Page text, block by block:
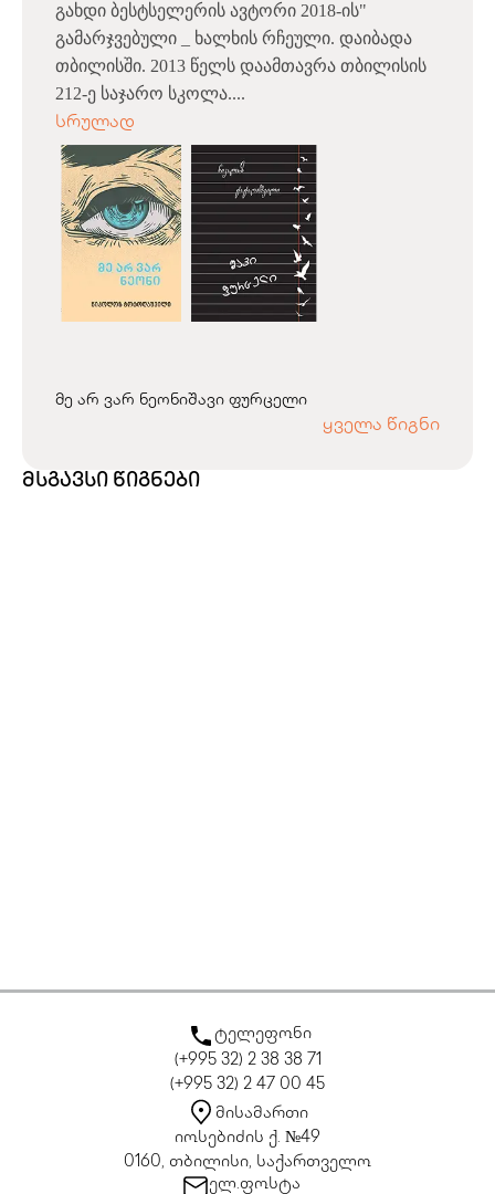
გახდი ბესტსელერის ავტორი 2018-ის"
გამარჯვებული _ ხალხის რჩეული. დაიბადა
თბილისში. 2013 წელს დაამთავრა თბილისის
212-ე საჯარო სკოლა....
სრულად
მე არ ვარ ნეონიშავი ფურცელი
ყველა წიგნი
მსგავსი წიგნები
ტელეფონი
(+995 32) 2 38 38 71
(+995 32) 2 47 00 45
მისამართი
იოსებიძის ქ. №49
0160, თბილისი, საქართველო
ელ.ფოსტა